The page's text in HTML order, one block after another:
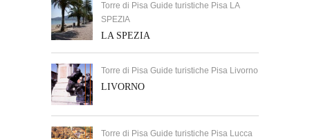
Torre di Pisa Guide turistiche Pisa LA
SPEZIA
LA SPEZIA
Torre di Pisa Guide turistiche Pisa Livorno
LIVORNO
Torre di Pisa Guide turistiche Pisa Lucca